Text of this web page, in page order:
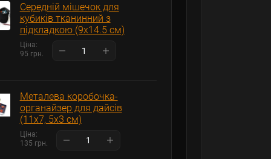
Середній мішечок для
кубиків тканинний з
підкладкою (9х14.5 см)
Ціна:
95 грн.
Металева коробочка-
органайзер для дайсів
(11х7, 5х3 см)
Ціна:
135 грн.